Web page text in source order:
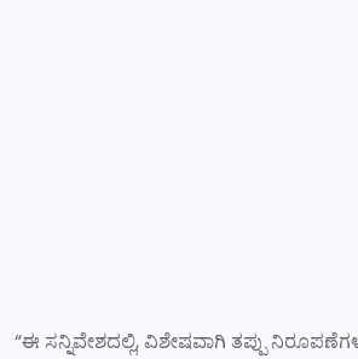
“ಈ ಸನ್ನಿವೇಶದಲ್ಲಿ, ವಿಶೇಷವಾಗಿ ತಪ್ಪು